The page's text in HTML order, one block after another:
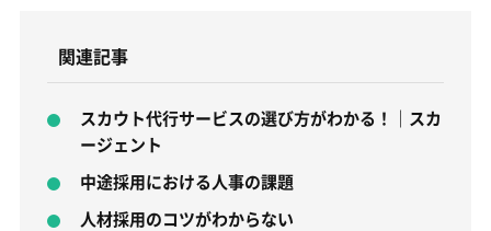
関連記事
スカウト代行サービスの選び方がわかる！｜スカ
ージェント
中途採用における人事の課題
人材採用のコツがわからない